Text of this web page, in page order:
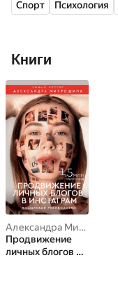
Спорт Психология
Книги
Александра Митрошина
Продвижение
личных блогов в